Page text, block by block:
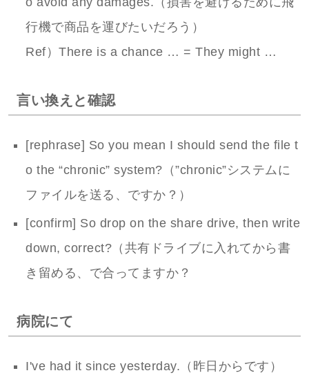
行機で商品を運びたいだろう）
Ref）There is a chance … = They might …
言い換えと確認
[rephrase] So you mean I should send the file t
o the “chronic” system?（”chronic”システムに
ファイルを送る、ですか？）
[confirm] So drop on the share drive, then write
down, correct?（共有ドライブに入れてから書
き留める、で合ってますか？
病院にて
I've had it since yesterday.（昨日からです）